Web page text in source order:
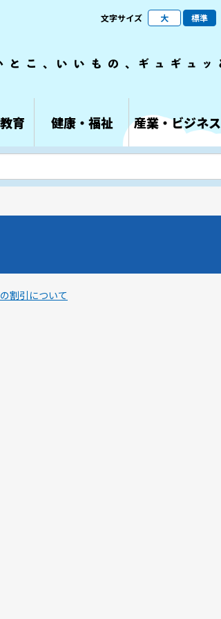
文字サイズ 大 標準
育 健康・福祉 産業・ビジネス
割引について